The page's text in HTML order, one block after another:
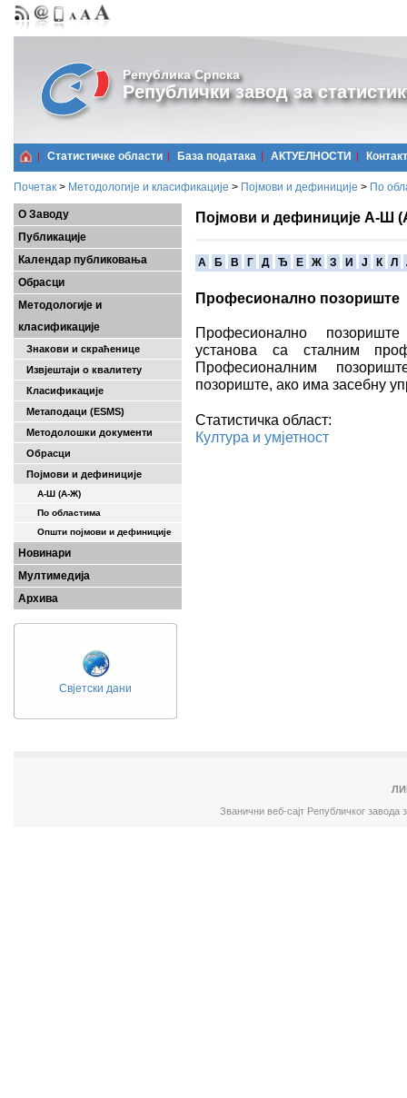
Република Српска
Републички завод за
Статистичке области Базa података АКТУЕЛНОСТИ Контакт
Почетак > Методологије и класификације > Појмови и дефиниције > По
О Заводу
Публикације
Календар публиковања
Обрасци
Методологије и
класификације
Знакови и скраћенице
Извјештаји о квалитету
Класификације
Метаподаци (ESMS)
Методолошки документи
Обрасци
Појмови и дефиниције
А-Ш (A-Ж)
По областима
Општи појмови и дефиниције
Новинари
Мултимедија
Архива
Свјетски дани
Појмови и дефиниције А-Ш
A Б В Г Д Ђ Е Ж З И Ј К Л
Професионално позориште
Професионално позориште
установа са сталним
Професионалним
позориште, ако има засебну
Статистичка област:
Култура и умјетност
Званични веб-сајт Републичког